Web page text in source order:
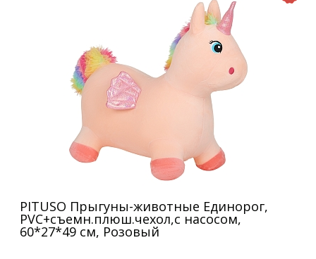
PITUSO Прыгуны-животные Единорог,
PVC+съемн.плюш.чехол,с насосом,
60*27*49 см, Розовый